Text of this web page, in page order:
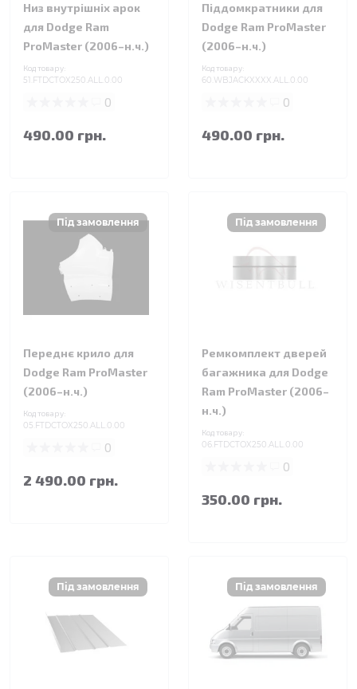
Низ внутрішніх арок
для Dodge Ram
ProMaster (2006–н.ч.)
Код товару:
51.FTDCTOX250.ALL.0.00
0
490.00 грн.
Піддомкратники для
Dodge Ram ProMaster
(2006–н.ч.)
Код товару:
60.WBJACKXXXX.ALL.0.00
0
490.00 грн.
Переднє крило для
Dodge Ram ProMaster
(2006–н.ч.)
Код товару:
05.FTDCTOX250.ALL.0.00
0
2 490.00 грн.
Ремкомплект дверей
багажника для Dodge
Ram ProMaster (2006–
н.ч.)
Код товару:
06.FTDCTOX250.ALL.0.00
0
350.00 грн.